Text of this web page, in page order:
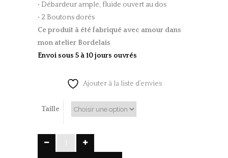
• Débardeur ample, fluide ouvert au dos
• 2 Boutons dorés
Ce produit à été fabriqué avec amour dans
mon atelier Bordelais
Envoi sous 5 à 10 jours ouvrés
Ajouter à la liste d’envies
Taille
Top